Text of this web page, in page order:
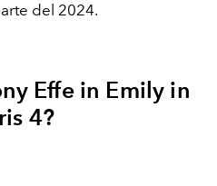
del 2024.
Effe in Emily in
4?